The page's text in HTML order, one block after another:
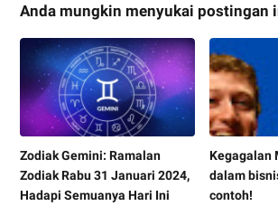
Anda mungkin menyukai postingan
Zodiak Gemini: Ramalan
Zodiak Rabu 31 Januari 2024,
Hadapi Semuanya Hari Ini
Kegagalan
dalam
contoh!